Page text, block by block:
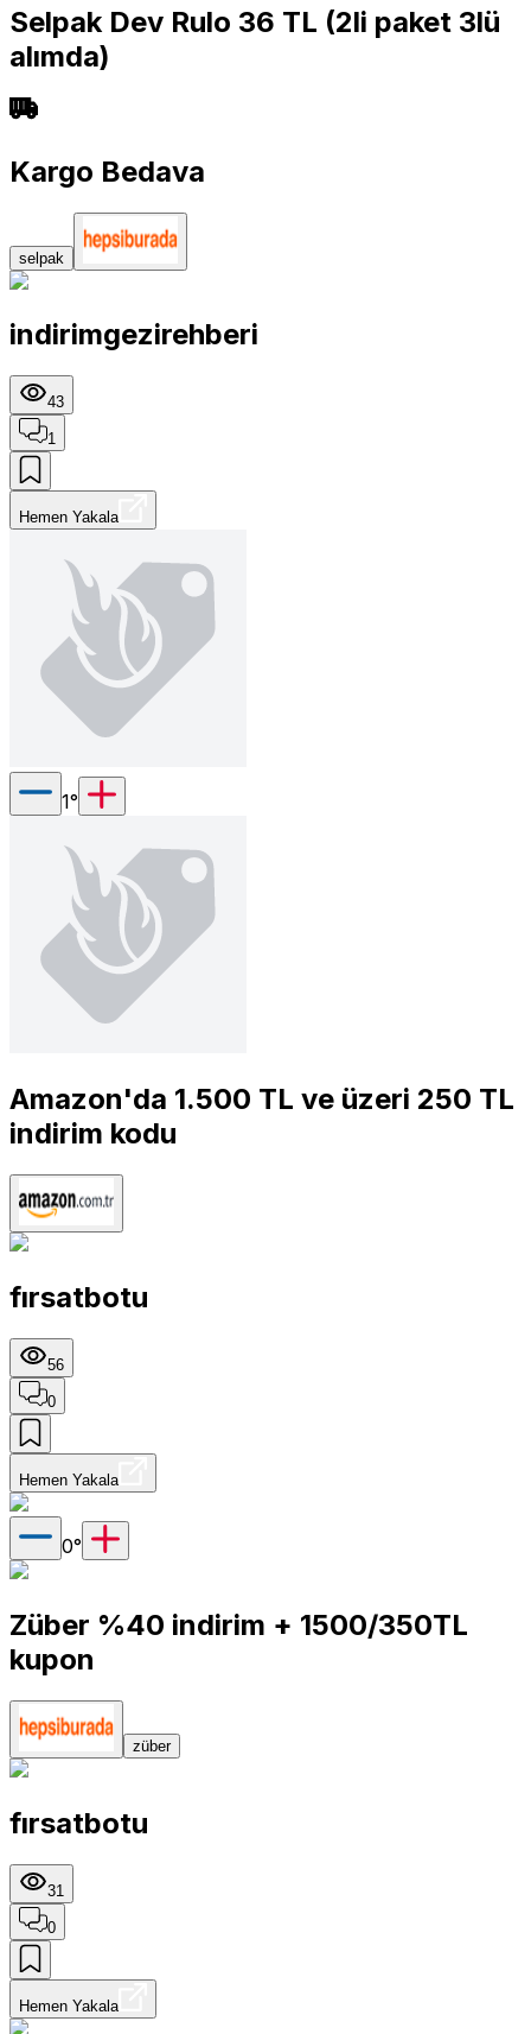
Selpak Dev Rulo 36 TL (2li paket 3lü
alımda)
Kargo Bedava
selpak
indirimgezirehberi
43
1
Hemen Yakala
1°
Amazon'da 1.500 TL ve üzeri 250 TL
indirim kodu
fırsatbotu
56
0
Hemen Yakala
0°
Züber %40 indirim + 1500/350TL
kupon
züber
fırsatbotu
31
0
Hemen Yakala